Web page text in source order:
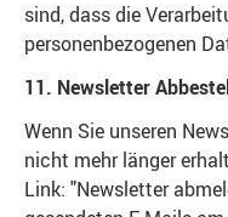
sind, dass die
personenbezogenen
11. Newsletter
Wenn Sie unseren
nicht mehr länger
Link: "Newsletter